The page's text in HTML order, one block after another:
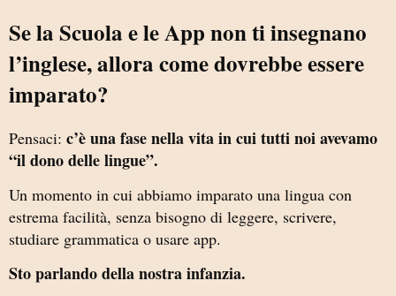
Se la Scuola e le App non ti insegnano
l’inglese, allora come dovrebbe essere
imparato?
Pensaci: c’è una fase nella vita in cui tutti noi avevamo
“il dono delle lingue”.
Un momento in cui abbiamo imparato una lingua con
estrema facilità, senza bisogno di leggere, scrivere,
studiare grammatica o usare app.
Sto parlando della nostra infanzia.